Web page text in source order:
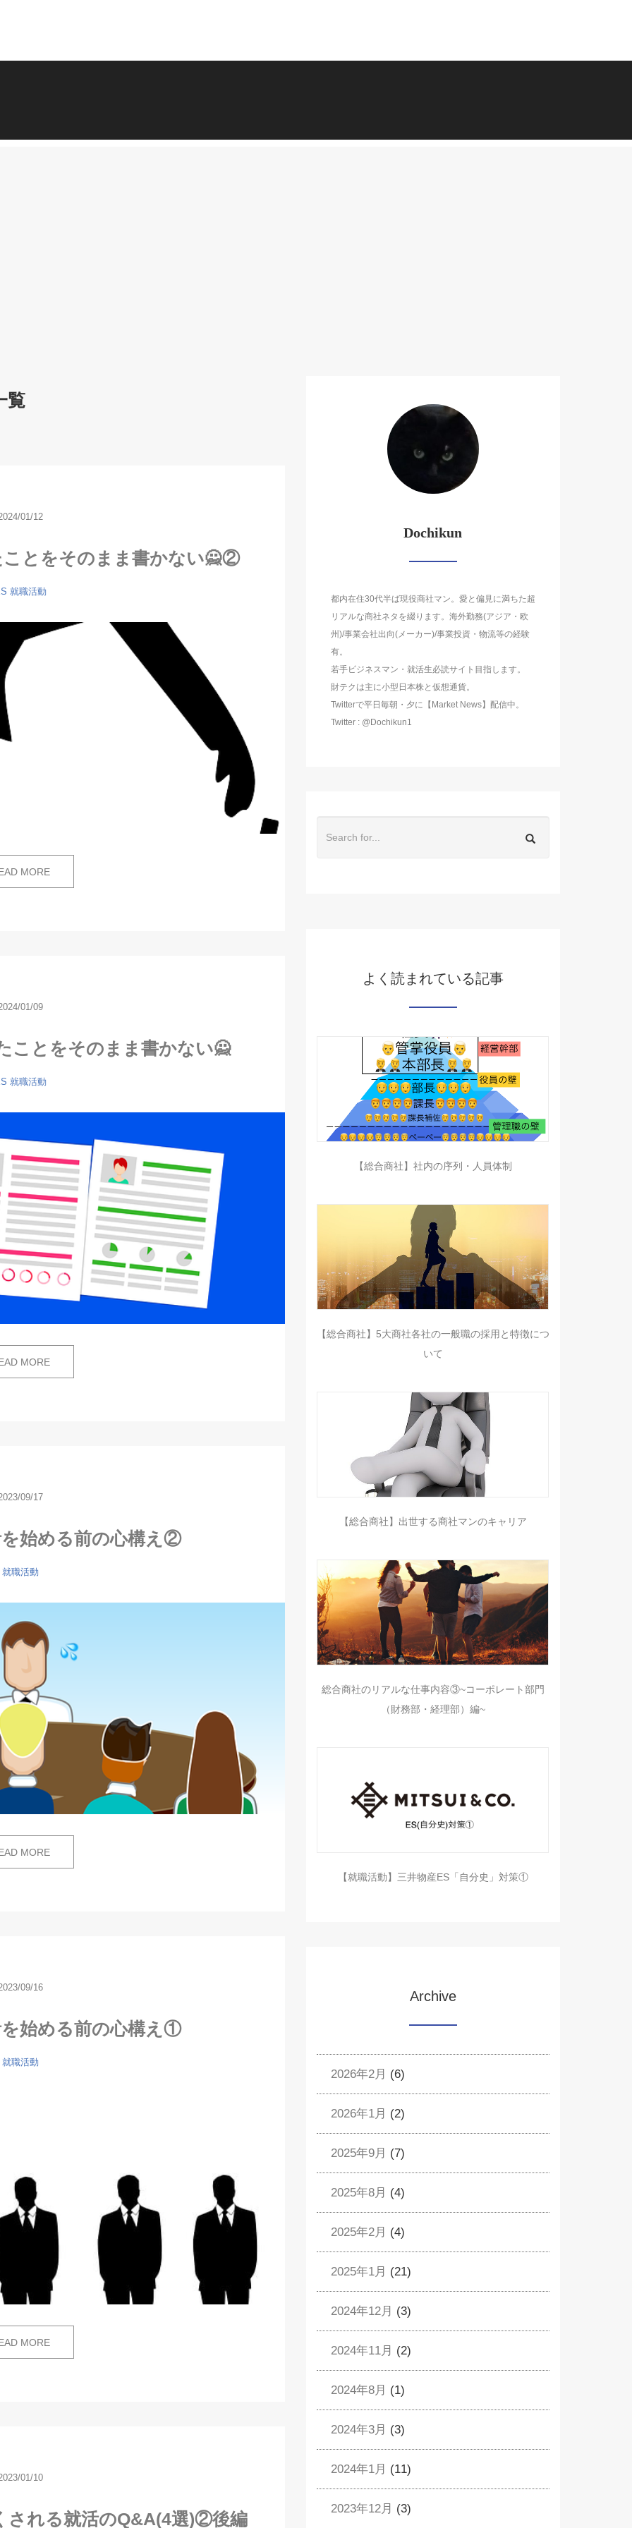
覧
01/12
ことをそのまま書かない🙅②
就職活動
MORE
01/09
ことをそのまま書かない🙅
就職活動
MORE
09/17
始める前の心構え②
就職活動
MORE
09/16
始める前の心構え①
就職活動
MORE
01/10
される就活のQ&A(4選)②後編
Dochikun
都内在住30代半ば現役商社マン。愛と偏見に満ちた超
リアルな商社ネタを綴ります。海外勤務(アジア・欧
州)/事業会社出向(メーカー)/事業投資・物流等の経験
有。
若手ビジネスマン・就活生必読サイト目指します。
財テクは主に小型日本株と仮想通貨。
Twitterで平日毎朝・夕に【Market News】配信中。
Twitter : @Dochikun1
よく読まれている記事
【総合商社】社内の序列・人員体制
【総合商社】5大商社各社の一般職の採用と特徴につ
いて
【総合商社】出世する商社マンのキャリア
総合商社のリアルな仕事内容③~コーポレート部門
（財務部・経理部）編~
【就職活動】三井物産ES「自分史」対策①
Archive
2026年2月 (6)
2026年1月 (2)
2025年9月 (7)
2025年8月 (4)
2025年2月 (4)
2025年1月 (21)
2024年12月 (3)
2024年11月 (2)
2024年8月 (1)
2024年3月 (3)
2024年1月 (11)
2023年12月 (3)